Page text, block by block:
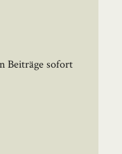
Beiträge sofort